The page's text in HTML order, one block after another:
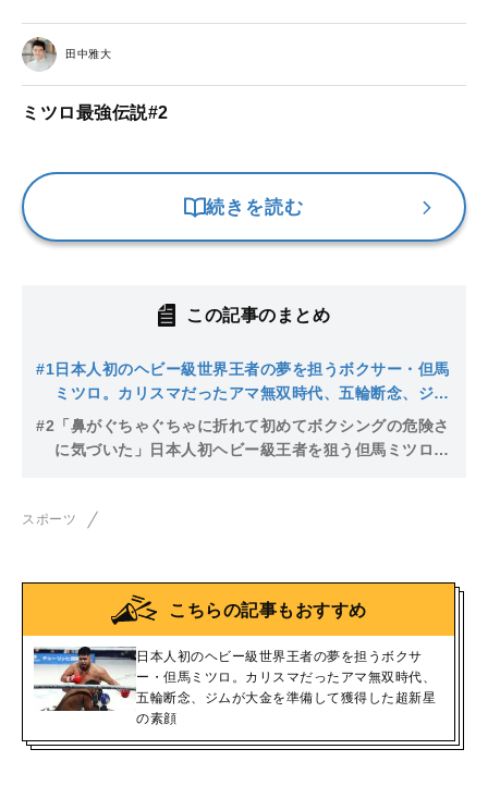
田中雅大
ミツロ最強伝説#2
続きを読む
この記事のまとめ
#1日本人初のヘビー級世界王者の夢を担うボクサー・但馬
ミツロ。カリスマだったアマ無双時代、五輪断念、ジム
が大金を準備して獲得した超新星の素顔
#2 「鼻がぐちゃぐちゃに折れて初めてボクシングの危険さ
に気づいた」日本人初ヘビー級王者を狙う但馬ミツロ。
スポーツ
こちらの記事もおすすめ
日本人初のヘビー級世界王者の夢を担うボクサ
ー・但馬ミツロ。カリスマだったアマ無双時代、
五輪断念、ジムが大金を準備して獲得した超新星
の素顔